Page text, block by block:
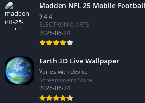
Madden NFL 25 Mobile Football
9.4.4
ELECTRONIC ARTS
2026-06-24
Earth 3D Live Wallpaper
Varies with device
Screensavers Store
2026-06-24